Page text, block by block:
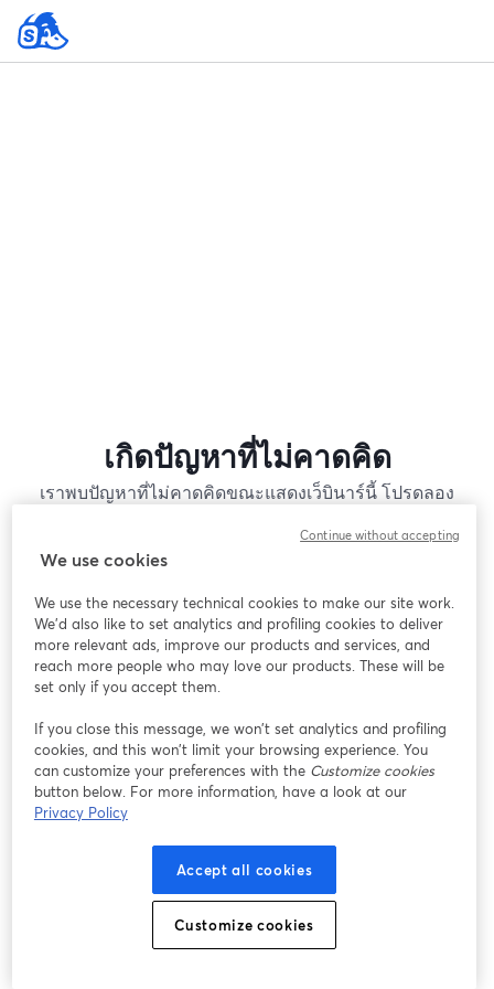
เกิดปัญหาที่ไม่คาดคิด
เราพบปัญหาที่ไม่คาดคิดขณะแสดงเว็บินาร์นี้ โปรดลอง
หากมีปัญหา
เปิดในแท็บใหม่
We use cookies
We use the necessary technical cookies to make our site work.
We'd also like to set analytics and profiling cookies to deliver
more relevant ads, improve our products and services, and
reach more people who may love our products. These will be
set only if you accept them.
If you close this message, we won’t set analytics and profiling
cookies, and this won’t limit your browsing experience. You
can customize your preferences with the Customize cookies
button below. For more information, have a look at our
Privacy Policy
Accept all cookies
Customize cookies
Continue without accepting